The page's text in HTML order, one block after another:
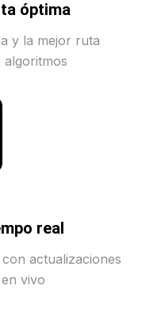
óptima
y la mejor ruta
real
actualizaciones
vivo